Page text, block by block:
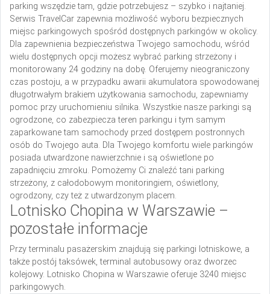
parking wszędzie tam, gdzie potrzebujesz – szybko i najtaniej.
Serwis TravelCar zapewnia możliwość wyboru bezpiecznych
miejsc parkingowych spośród dostępnych parkingów w okolicy.
Dla zapewnienia bezpieczeństwa Twojego samochodu, wśród
wielu dostępnych opcji możesz wybrać parking strzeżony i
monitorowany 24 godziny na dobę. Oferujemy nieograniczony
czas postoju, a w przypadku awarii akumulatora spowodowanej
długotrwałym brakiem użytkowania samochodu, zapewniamy
pomoc przy uruchomieniu silnika. Wszystkie nasze parkingi są
ogrodzone, co zabezpiecza teren parkingu i tym samym
zaparkowane tam samochody przed dostępem postronnych
osób do Twojego auta. Dla Twojego komfortu wiele parkingów
posiada utwardzone nawierzchnie i są oświetlone po
zapadnięciu zmroku. Pomożemy Ci znaleźć tani parking
strzeżony, z całodobowym monitoringiem, oświetlony,
ogrodzony, czy też z utwardzonym placem.
Lotnisko Chopina w Warszawie –
pozostałe informacje
Przy terminalu pasażerskim znajdują się parkingi lotniskowe, a
także postój taksówek, terminal autobusowy oraz dworzec
kolejowy. Lotnisko Chopina w Warszawie oferuje 3240 miejsc
parkingowych.